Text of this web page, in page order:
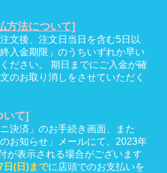
方法について]
文後、注文日当日を含む5日以
入金期限」のうちいずれか早い
ださい。 期日までにご入金が確
のお取り消しをさせていただく
いて]
決済」のお手続き画面、また
お知らせ」メールにて、2023年
が表示される場合がございます
日(日)までに店頭でのお支払いを